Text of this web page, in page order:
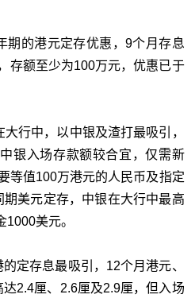
期的港元定存优惠，9个月存息
存额至少为100万元，优惠已于
行中，以中银及渣打最吸引，
银入场存款额较合宜，仅需新
等值100万港元的人民币及指定
美元定存，中银在大行中最高
美元。
定存息最吸引，12个月港元、
2.4厘、2.6厘及2.9厘，但入场